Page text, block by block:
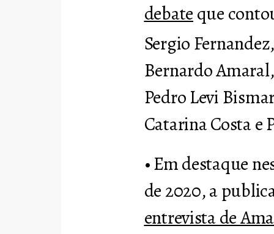
debate que
Sergio
Bernardo
Pedro Levi
Catarina Costa e
• Em destaque
de 2020, a
entrevista de